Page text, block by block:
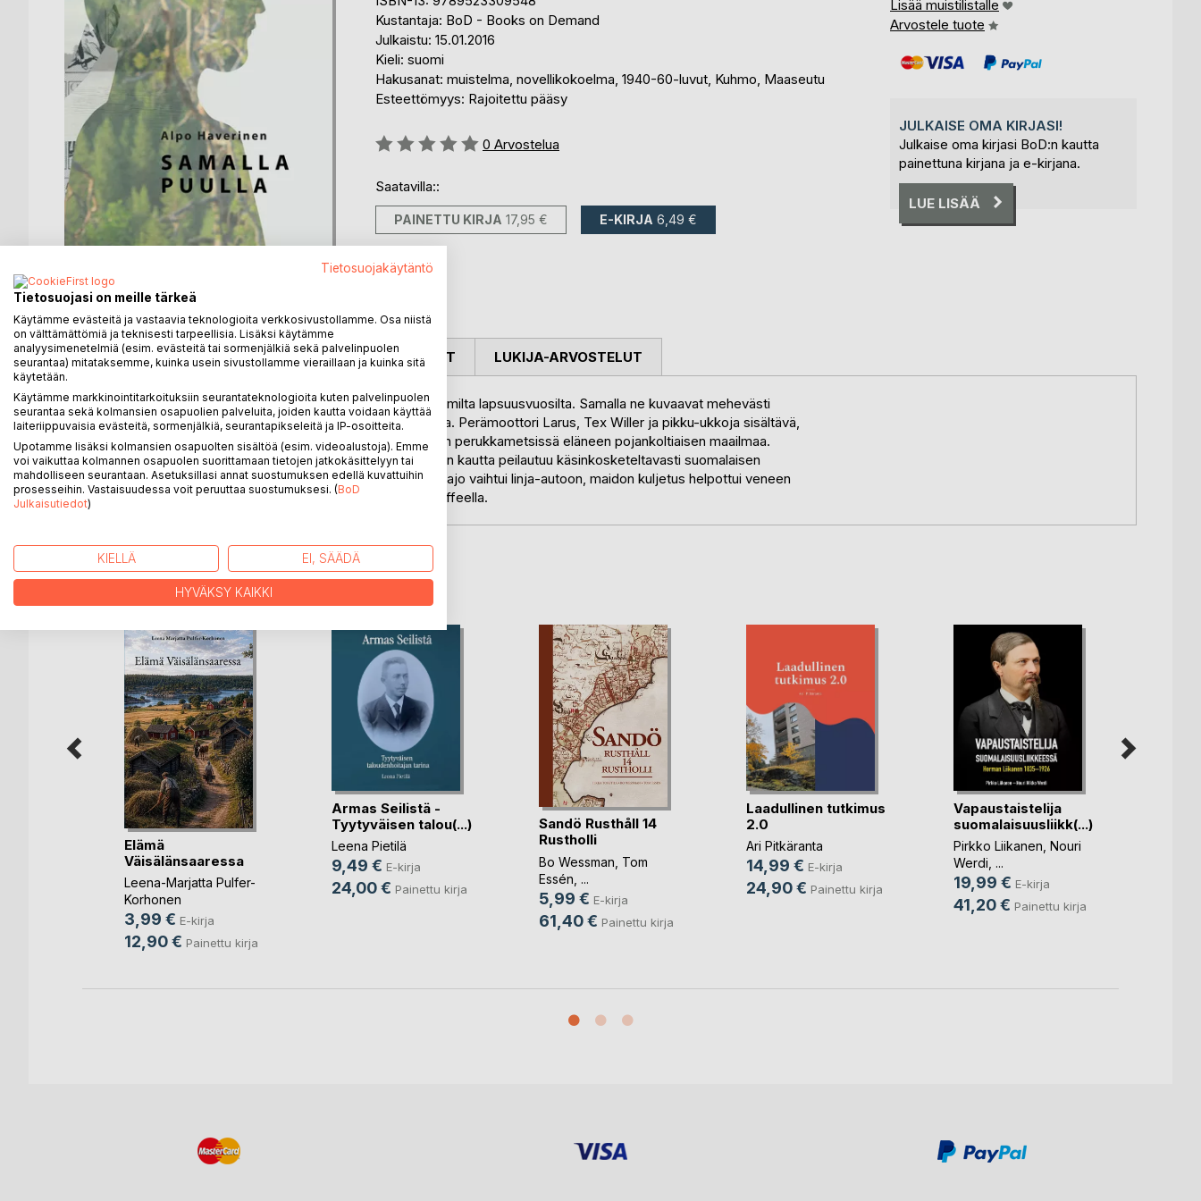
Kustantaja: BoD - Books on Demand
Julkaistu: 15.01.2016
Kieli: suomi
Hakusanat: muistelma, novellikokoelma, 1940-60-luvut, Kuhmo, Maaseutu
Esteettömyys: Rajoitettu pääsy
Arvostelu::
0 Arvostelua
Saatavilla::
PAINETTU KIRJA 17,95 € E-KIRJA 6,49 €
Lisää muistilistalle
Arvostele tuote
JULKAISE OMA KIRJASI!
Julkaise oma kirjasi BoD:n kautta
painettuna kirjana ja e-kirjana.
LUE LISÄÄ
KUVAUS
Samalla puulla on kokoelma kertomuksia Alpo Haverisen omilta lapsuusvuosilta. Samalla ne kuvaavat mehevästi
elämänmenoa kuhmolaisessa syrjäkylässä 1940–60-luvuilla. Perämoottori Larus, Tex Willer ja pikku-ukkoja sisältävä,
radioksikin kutsuttu laatikko avarsivat kukin omalta osaltaan perukkametsissä eläneen pojankoltiaisen maailmaa.
Pienempien ja suurempien arkisten tapahtumien ja kujeiden kautta peilautuu käsinkosketeltavasti suomalaisen
yhteiskunnan kehitys: uusien maanteiden kautta hevosella ajo vaihtui linja-autoon, maidon kuljetus helpottui veneen
perämoottorin avulla ja suu pantiin välillä makeaksi skottitoffeella.
KIRJAILIJA LEHDISTÖARVOSTELUT LUKIJA-ARVOSTELUT
LISÄÄ KIRJOJA BoD:LLA
Elämä
Väisälänsaaressa
Leena-Marjatta Pulfer-
Korhonen
3,99 € E-kirja
12,90 € Painettu kirja
Armas Seilistä -
Tyytyväisen talou(...)
Leena Pietilä
9,49 € E-kirja
24,00 € Painettu kirja
Sandö Rusthåll 14
Rustholli
Bo Wessman Tom
Essén , ...
5,99 € E-kirja
61,40 € Painettu kirja
Laadullinen tutkimus
2.0
Ari Pitkäranta
14,99 € E-kirja
24,90 € Painettu kirja
Vapaustaistelija
suomalaisuusliikk(...)
Pirkko Liikanen Nouri
Werdi , ...
19,99 € E-kirja
41,20 € Painettu kirja
Tietosuojakäytäntö
Tietosuojasi on meille tärkeä
Käytämme evästeitä ja vastaavia teknologioita verkkosivustollamme. Osa niistä
on välttämättömiä ja teknisesti tarpeellisia. Lisäksi käytämme
analyysimenetelmiä (esim. evästeitä tai sormenjälkiä sekä palvelinpuolen
seurantaa) mitataksemme, kuinka usein sivustollamme vieraillaan ja kuinka sitä
käytetään.
Käytämme markkinointitarkoituksiin seurantateknologioita kuten palvelinpuolen
seurantaa sekä kolmansien osapuolien palveluita, joiden kautta voidaan käyttää
laiteriippuvaisia evästeitä, sormenjälkiä, seurantapikseleitä ja IP-osoitteita.
Upotamme lisäksi kolmansien osapuolten sisältöä (esim. videoalustoja). Emme
voi vaikuttaa kolmannen osapuolen suorittamaan tietojen jatkokäsittelyyn tai
mahdolliseen seurantaan. Asetuksillasi annat suostumuksen edellä kuvattuihin
prosesseihin. Vastaisuudessa voit peruuttaa suostumuksesi. (BoD
Julkaisutiedot)
KIELLÄ EI, SÄÄDÄ
HYVÄKSY KAIKKI